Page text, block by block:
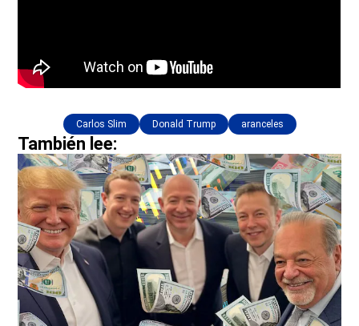
Carlos Slim Donald Trump aranceles
También lee: